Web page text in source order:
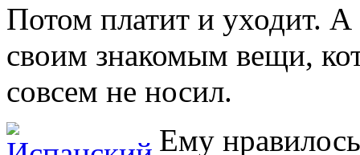
Потом платит и уходит. А
своим знакомым вещи,
совсем не носил.
Ему